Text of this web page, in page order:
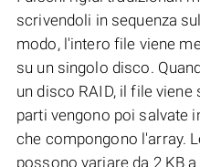
scrivendoli in sequenza
modo, l'intero file viene
su un singolo disco.
un disco RAID, il file
parti vengono poi salvate
che compongono l'array.
possono variare da 2 KB